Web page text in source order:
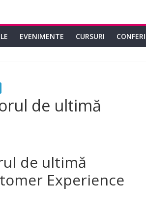
EVENIMENTE CURSURI
de ultimă
de ultimă
Experience